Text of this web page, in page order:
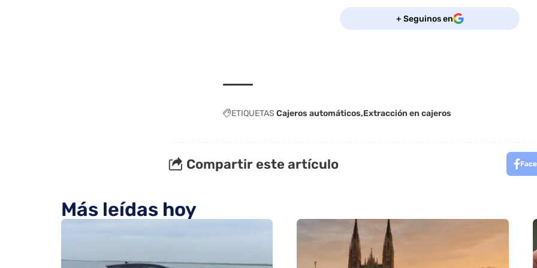
+ Seguinos en
ETIQUETAS Cajeros automáticos Extracción en cajeros
Compartir este artículo
Más leídas hoy